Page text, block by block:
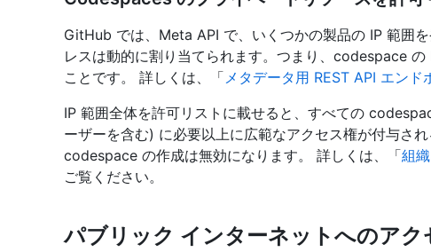
GitHub では、Meta API で、いくつかの製品の IP 範囲
レスは動的に割り当てられます。つまり、codespace
ことです。 詳しくは、「メタデータ用 REST API エンド
IP 範囲全体を許可リストに載せると、すべての
ーザーを含む) に必要以上に広範なアクセス権が付与さ
codespace の作成は無効になります。 詳しくは、「組
ご覧ください。
パブリック インターネットへのアク